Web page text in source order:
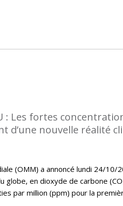
: Les fortes
d’une nouvelle réalité
(OMM) a annoncé lundi 24/10/
globe, en dioxyde de carbone (CO
par million (ppm) pour la